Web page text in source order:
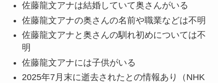
情報や離婚の噂も調査！
大川橋蔵の奥さん・真理子は
今も生きてる？息子は俳優で
誰かも調査！
高木豊の妻は宮内千早！再婚
佐藤龍文アナは結婚していて奥さんがいる
佐藤龍文アナの奥さんの名前や職業などは不明
佐藤龍文アナと奥さんの馴れ初めについては不
明
佐藤龍文アナには子供がいる
2025年7月末に逝去されたとの情報あり（NHK